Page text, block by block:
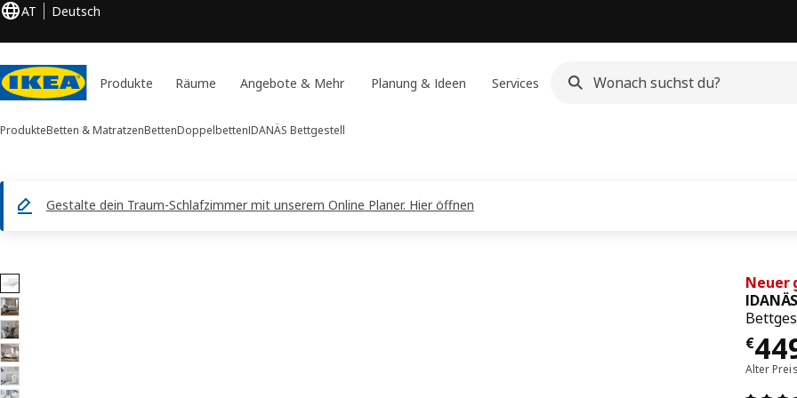
AT Deutsch
Produkte Räume Angebote & Mehr Planung & Ideen Services
ProdukteBetten & MatratzenBettenDoppelbettenIDANÄS Bettgestell
Gestalte dein Traum-Schlafzimmer mit unserem Online Planer. Hier öffnen
11 IDANÄS -Bilder
Neuer
IDANÄS
€
Alter